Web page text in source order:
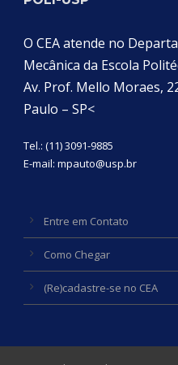
O CEA atende no
Mecânica da Escola
Av. Prof. Mello Moraes,
Paulo – SP<
Tel.: (11) 3091-9885
E-mail: mpauto@usp.br
Entre em Contato
Como Chegar
(Re)cadastre-se no CEA